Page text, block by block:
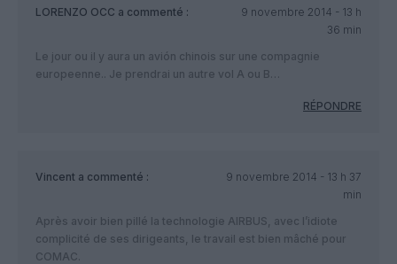
LORENZO OCC a commenté :
9 novembre 2014 - 13 h
36 min
Le jour ou il y aura un avión chinois sur une compagnie
europeenne.. Je prendrai un autre vol A ou B…
RÉPONDRE
Vincent a commenté :
9 novembre 2014 - 13 h 37
min
Après avoir bien pillé la technologie AIRBUS, avec l’idiote
complicité de ses dirigeants, le travail est bien mâché pour
COMAC.